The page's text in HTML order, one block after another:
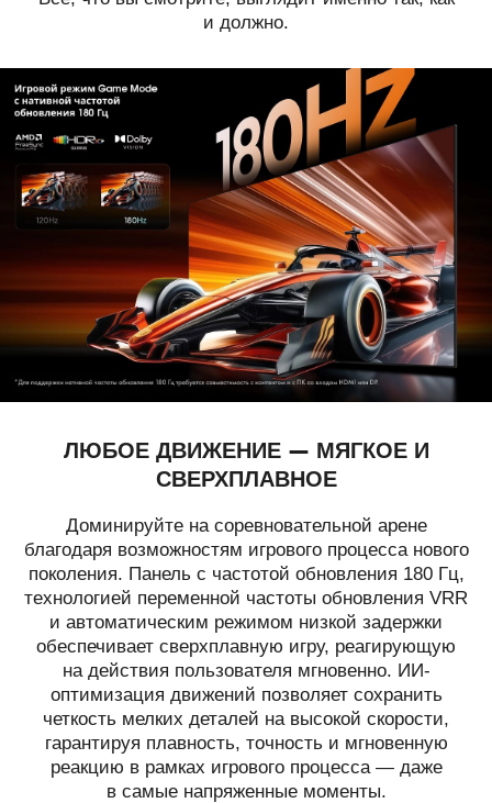
и должно.
ЛЮБОЕ ДВИЖЕНИЕ — МЯГКОЕ И
СВЕРХПЛАВНОЕ
Доминируйте на соревновательной арене
благодаря возможностям игрового процесса нового
поколения. Панель с частотой обновления 180 Гц,
технологией переменной частоты обновления VRR
и автоматическим режимом низкой задержки
обеспечивает сверхплавную игру, реагирующую
на действия пользователя мгновенно. ИИ-
оптимизация движений позволяет сохранить
четкость мелких деталей на высокой скорости,
гарантируя плавность, точность и мгновенную
реакцию в рамках игрового процесса — даже
в самые напряженные моменты.